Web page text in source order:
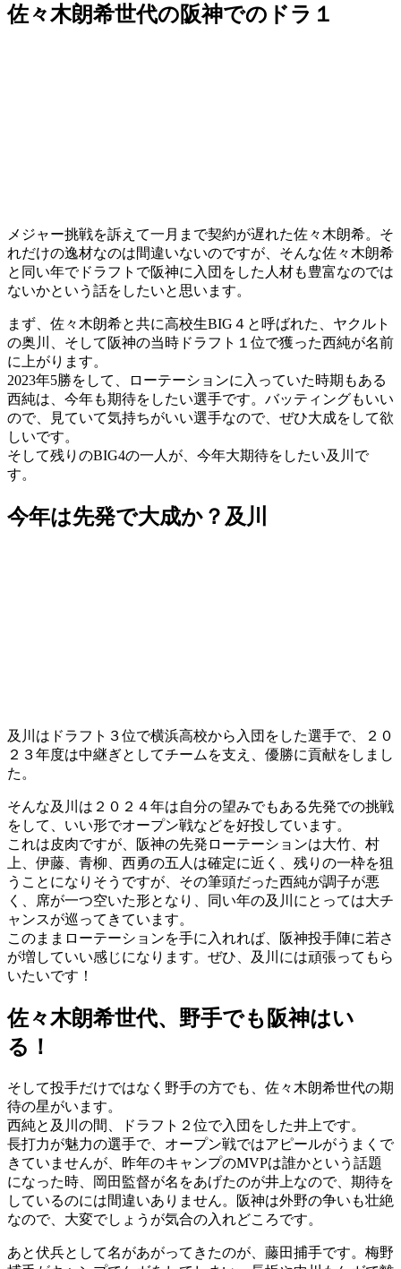
佐々木朗希世代の阪神でのドラ１
メジャー挑戦を訴えて一月まで契約が遅れた佐々木朗希。そ
れだけの逸材なのは間違いないのですが、そんな佐々木朗希
と同い年でドラフトで阪神に入団をした人材も豊富なのでは
ないかという話をしたいと思います。
まず、佐々木朗希と共に高校生BIG４と呼ばれた、ヤクルト
の奥川、そして阪神の当時ドラフト１位で獲った西純が名前
に上がります。
2023年5勝をして、ローテーションに入っていた時期もある
西純は、今年も期待をしたい選手です。バッティングもいい
ので、見ていて気持ちがいい選手なので、ぜひ大成をして欲
しいです。
そして残りのBIG4の一人が、今年大期待をしたい及川で
す。
今年は先発で大成か？及川
及川はドラフト３位で横浜高校から入団をした選手で、２０
２３年度は中継ぎとしてチームを支え、優勝に貢献をしまし
た。
そんな及川は２０２４年は自分の望みでもある先発での挑戦
をして、いい形でオープン戦などを好投しています。
これは皮肉ですが、阪神の先発ローテーションは大竹、村
上、伊藤、青柳、西勇の五人は確定に近く、残りの一枠を狙
うことになりそうですが、その筆頭だった西純が調子が悪
く、席が一つ空いた形となり、同い年の及川にとっては大チ
ャンスが巡ってきています。
このままローテーションを手に入れれば、阪神投手陣に若さ
が増していい感じになります。ぜひ、及川には頑張ってもら
いたいです！
佐々木朗希世代、野手でも阪神はい
る！
そして投手だけではなく野手の方でも、佐々木朗希世代の期
待の星がいます。
西純と及川の間、ドラフト２位で入団をした井上です。
長打力が魅力の選手で、オープン戦ではアピールがうまくで
きていませんが、昨年のキャンプのMVPは誰かという話題
になった時、岡田監督が名をあげたのが井上なので、期待を
しているのには間違いありません。阪神は外野の争いも壮絶
なので、大変でしょうが気合の入れどころです。
あと伏兵として名があがってきたのが、藤田捕手です。梅野